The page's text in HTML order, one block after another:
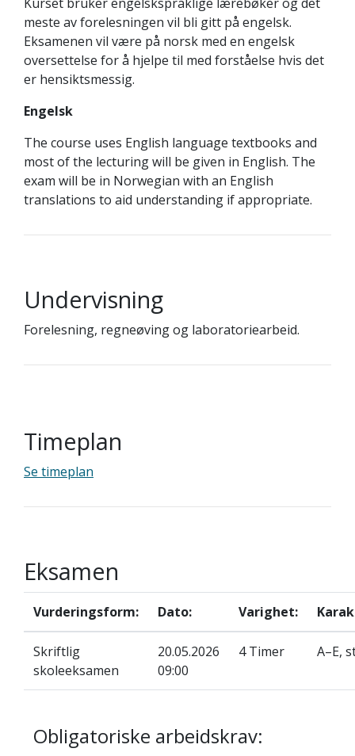
meste av forelesningen vil bli gitt på engelsk.
Eksamenen vil være på norsk med en engelsk
oversettelse for å hjelpe til med forståelse hvis det
er hensiktsmessig.
Engelsk
The course uses English language textbooks and
most of the lecturing will be given in English. The
exam will be in Norwegian with an English
translations to aid understanding if appropriate.
Undervisning
Forelesning, regneøving og laboratoriearbeid.
Timeplan
Se timeplan
Eksamen
Vurderingsform: Dato: Varighet:
Skriftlig
skoleeksamen
20.05.2026
09:00
4 Timer A–E,
Obligatoriske arbeidskrav: